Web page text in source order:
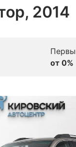
2014
от 0%